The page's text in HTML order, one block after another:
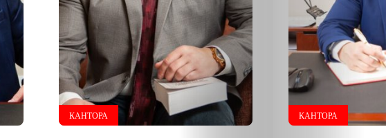
КАНТОРА КАНТОРА